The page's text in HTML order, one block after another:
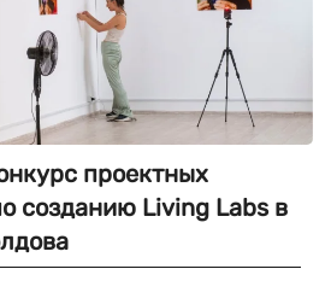
проектных
созданию Living Labs в